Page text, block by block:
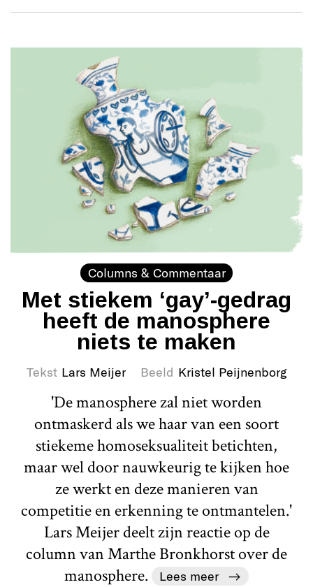
Columns & Commentaar
Met stiekem ‘gay’-gedrag
heeft de manosphere
niets te maken
Tekst Lars Meijer Beeld Kristel Peijnenborg
'De manosphere zal niet worden
ontmaskerd als we haar van een soort
stiekeme homoseksualiteit betichten,
maar wel door nauwkeurig te kijken hoe
ze werkt en deze manieren van
competitie en erkenning te ontmantelen.'
Lars Meijer deelt zijn reactie op de
column van Marthe Bronkhorst over de
manosphere.
Lees meer